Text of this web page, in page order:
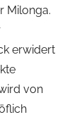
Milonga.
erwidert
von